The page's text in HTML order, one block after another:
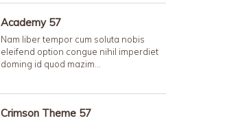
Academy 57
Nam liber tempor cum soluta nobis
eleifend option congue nihil imperdiet
doming id quod mazim…
Crimson Theme 57